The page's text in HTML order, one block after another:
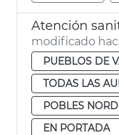
Atención
modificado
PUEBLOS DE
TODAS LAS
POBLES NORD
EN PORTADA